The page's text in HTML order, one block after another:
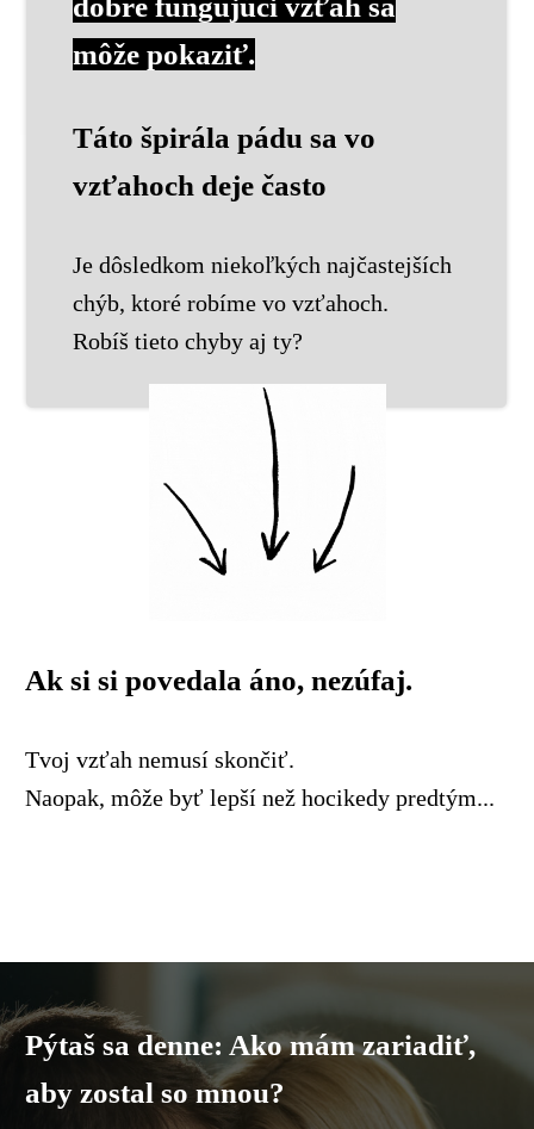
dobre fungujúci vzťah sa
môže pokaziť.
Táto špirála pádu sa vo
vzťahoch deje často
Je dôsledkom niekoľkých najčastejších
chýb, ktoré robíme vo vzťahoch.
Robíš tieto chyby aj ty?
Ak si si povedala áno, nezúfaj.
Tvoj vzťah nemusí skončiť.
Naopak, môže byť lepší než hocikedy predtým...
Pýtaš sa denne: Ako mám zariadiť,
aby zostal so mnou?